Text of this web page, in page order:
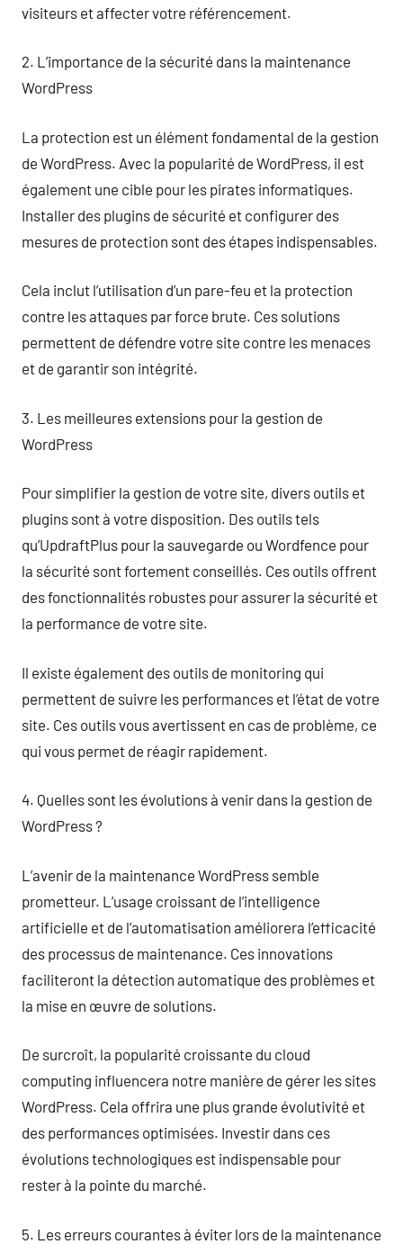
visiteurs et affecter votre référencement.
2. L’importance de la sécurité dans la maintenance
WordPress
La protection est un élément fondamental de la gestion
de WordPress. Avec la popularité de WordPress, il est
également une cible pour les pirates informatiques.
Installer des plugins de sécurité et configurer des
mesures de protection sont des étapes indispensables.
Cela inclut l’utilisation d’un pare-feu et la protection
contre les attaques par force brute. Ces solutions
permettent de défendre votre site contre les menaces
et de garantir son intégrité.
3. Les meilleures extensions pour la gestion de
WordPress
Pour simplifier la gestion de votre site, divers outils et
plugins sont à votre disposition. Des outils tels
qu’UpdraftPlus pour la sauvegarde ou Wordfence pour
la sécurité sont fortement conseillés. Ces outils offrent
des fonctionnalités robustes pour assurer la sécurité et
la performance de votre site.
Il existe également des outils de monitoring qui
permettent de suivre les performances et l’état de votre
site. Ces outils vous avertissent en cas de problème, ce
qui vous permet de réagir rapidement.
4. Quelles sont les évolutions à venir dans la gestion de
WordPress ?
L’avenir de la maintenance WordPress semble
prometteur. L’usage croissant de l’intelligence
artificielle et de l’automatisation améliorera l’efficacité
des processus de maintenance. Ces innovations
faciliteront la détection automatique des problèmes et
la mise en œuvre de solutions.
De surcroît, la popularité croissante du cloud
computing influencera notre manière de gérer les sites
WordPress. Cela offrira une plus grande évolutivité et
des performances optimisées. Investir dans ces
évolutions technologiques est indispensable pour
rester à la pointe du marché.
5. Les erreurs courantes à éviter lors de la maintenance